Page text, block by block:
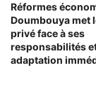
Réformes
Doumbouya met
privé face à ses
responsabilités
adaptation